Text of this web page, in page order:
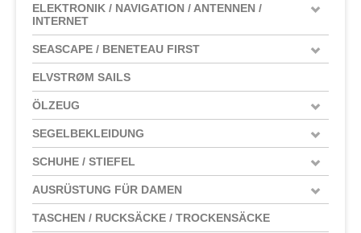
ELEKTRONIK / NAVIGATION / ANTENNEN /
INTERNET
SEASCAPE / BENETEAU FIRST
ELVSTRØM SAILS
ÖLZEUG
SEGELBEKLEIDUNG
SCHUHE / STIEFEL
AUSRÜSTUNG FÜR DAMEN
TASCHEN / RUCKSÄCKE / TROCKENSÄCKE